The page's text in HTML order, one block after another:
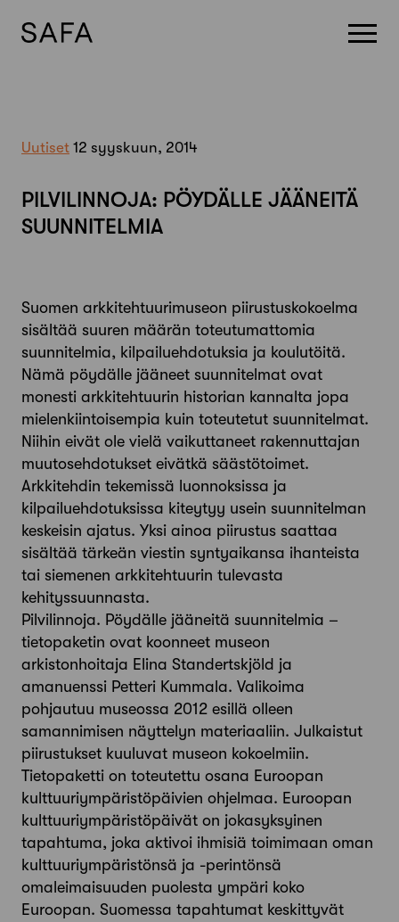
Uutiset 12 syyskuun, 2014
PILVILINNOJA: PÖYDÄLLE JÄÄNEITÄ
SUUNNITELMIA
Suomen arkkitehtuurimuseon piirustuskokoelma
sisältää suuren määrän toteutumattomia
suunnitelmia, kilpailuehdotuksia ja koulutöitä.
Nämä pöydälle jääneet suunnitelmat ovat
monesti arkkitehtuurin historian kannalta jopa
mielenkiintoisempia kuin toteutetut suunnitelmat.
Niihin eivät ole vielä vaikuttaneet rakennuttajan
muutosehdotukset eivätkä säästötoimet.
Arkkitehdin tekemissä luonnoksissa ja
kilpailuehdotuksissa kiteytyy usein suunnitelman
keskeisin ajatus. Yksi ainoa piirustus saattaa
sisältää tärkeän viestin syntyaikansa ihanteista
tai siemenen arkkitehtuurin tulevasta
kehityssuunnasta.
Pilvilinnoja. Pöydälle jääneitä suunnitelmia –
tietopaketin ovat koonneet museon
arkistonhoitaja Elina Standertskjöld ja
amanuenssi Petteri Kummala. Valikoima
pohjautuu museossa 2012 esillä olleen
samannimisen näyttelyn materiaaliin. Julkaistut
piirustukset kuuluvat museon kokoelmiin.
Tietopaketti on toteutettu osana Euroopan
kulttuuriympäristöpäivien ohjelmaa. Euroopan
kulttuuriympäristöpäivät on jokasyksyinen
tapahtuma, joka aktivoi ihmisiä toimimaan oman
kulttuuriympäristönsä ja -perintönsä
omaleimaisuuden puolesta ympäri koko
Euroopan. Suomessa tapahtumat keskittyvät